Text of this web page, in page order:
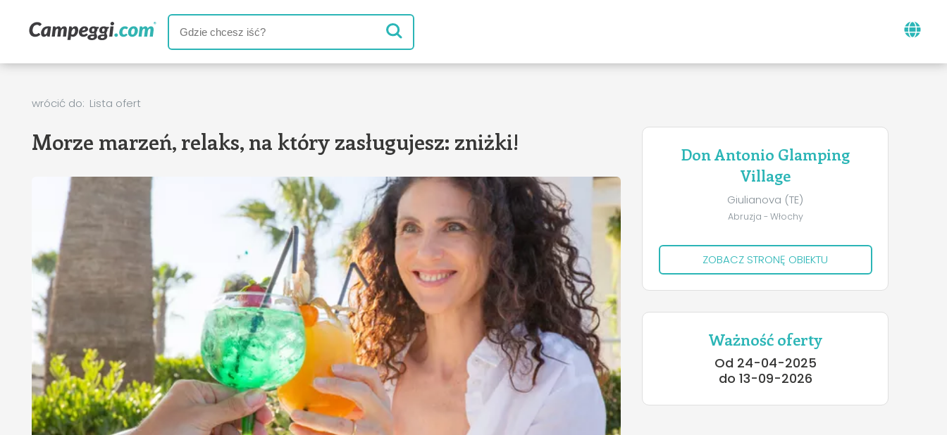
wrócić do: Lista ofert
Morze marzeń, relaks, na który zasługujesz: zniżki!
Don Antonio Glamping
Village
Giulianova (TE)
Abruzja - Włochy
ZOBACZ STRONĘ OBIEKTU
Ważność oferty
Od 24-04-2025
do 13-09-2026